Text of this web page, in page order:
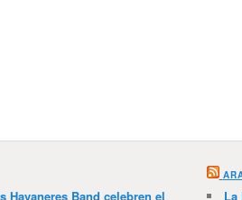
Band celebren el
La